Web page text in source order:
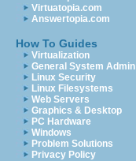
Virtuatopia.com
Answertopia.com
How To Guides
Virtualization
General System Admin
Linux Security
Linux Filesystems
Web Servers
Graphics & Desktop
PC Hardware
Windows
Problem Solutions
Privacy Policy